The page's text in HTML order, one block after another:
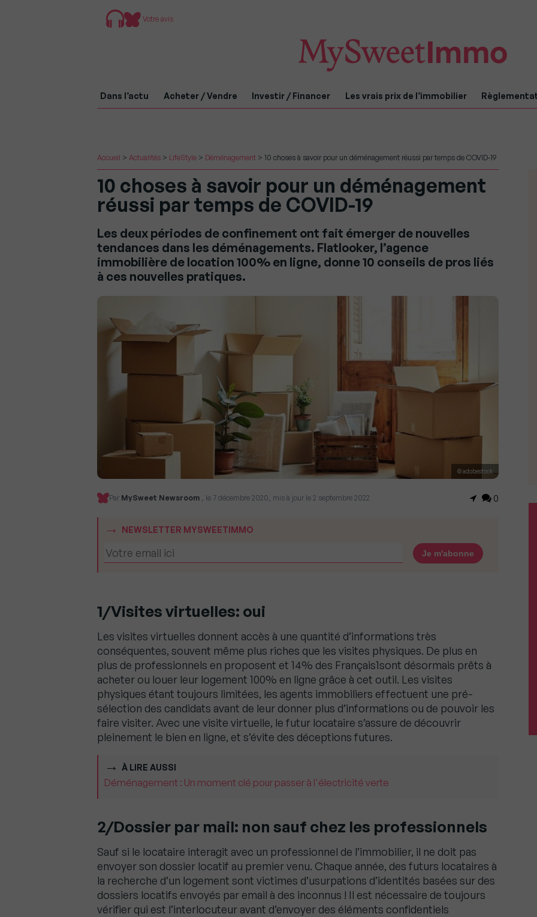
Votre avis
Dans l’actu Acheter / Vendre Investir / Financer Les vrais prix de l’immobilier
Accueil > Actualités > LifeStyle > Déménagement > 10 choses à savoir pour un déménagement réussi par temps de COVID-19
10 choses à savoir pour un déménagement
réussi par temps de COVID-19
Les deux périodes de confinement ont fait émerger de nouvelles
tendances dans les déménagements. Flatlooker, l’agence
immobilière de location 100% en ligne, donne 10 conseils de pros liés
à ces nouvelles pratiques.
© adobestock
Par MySweet Newsroom , le 7 décembre 2020, mis à jour le 2 septembre 2022 0
NEWSLETTER MYSWEETIMMO
1/Visites virtuelles: oui
Les visites virtuelles donnent accès à une quantité d’informations très
conséquentes, souvent même plus riches que les visites physiques. De plus en
plus de professionnels en proposent et 14% des Français1sont désormais prêts à
acheter ou louer leur logement 100% en ligne grâce à cet outil. Les visites
physiques étant toujours limitées, les agents immobiliers effectuent une pré-
sélection des candidats avant de leur donner plus d’informations ou de pouvoir les
faire visiter. Avec une visite virtuelle, le futur locataire s’assure de découvrir
pleinement le bien en ligne, et s’évite des déceptions futures.
À LIRE AUSSI
Déménagement : Un moment clé pour passer à l'électricité verte
2/Dossier par mail: non sauf chez les professionnels
Sauf si le locataire interagit avec un professionnel de l’immobilier, il ne doit pas
envoyer son dossier locatif au premier venu. Chaque année, des futurs locataires à
la recherche d’un logement sont victimes d’usurpations d’identités basées sur des
dossiers locatifs envoyés par email à des inconnus ! Il est nécessaire de toujours
vérifier qui est l’interlocuteur avant d’envoyer des éléments confidentiels